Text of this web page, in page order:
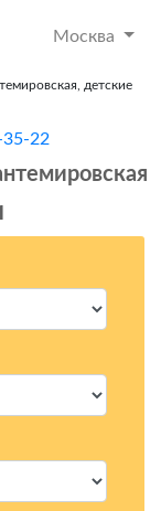
Москва
детские
35-22